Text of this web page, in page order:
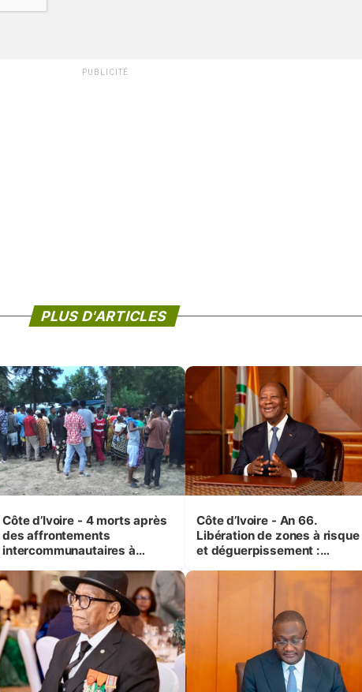
PUBLICITÉ
PLUS D'ARTICLES
Côte d’Ivoire - 4 morts après
des affrontements
intercommunautaires à
correspondant au milieu des
sinistrés
Côte d’Ivoire - An 66.
Libération de zones à risque
et déguerpissement :
respect de l'Etat de droit pour
préserver les vies humaines